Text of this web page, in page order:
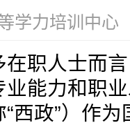
学力培训中心
在职人士而
业能力和职
“西政”）作